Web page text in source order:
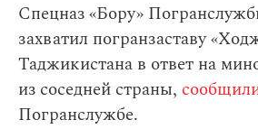
Спецназ «Бору»
захватил погранзаставу
Таджикистана в ответ на
из соседней страны,
Погранслужбе.